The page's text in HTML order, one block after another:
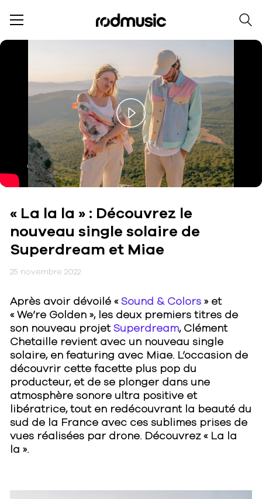
Play
Video
« La la la » : Découvrez le
nouveau single solaire de
Superdream et Miae
25 novembre 2022
Après avoir dévoilé « Sound & Colors » et
« We’re Golden », les deux premiers titres de
son nouveau projet Superdream, Clément
Chetaille revient avec un nouveau single
solaire, en featuring avec Miae. L’occasion de
découvrir cette facette plus pop du
producteur, et de se plonger dans une
atmosphère sonore ultra positive et
libératrice, tout en redécouvrant la beauté du
sud de la France avec ces sublimes prises de
vues réalisées par drone. Découvrez « La la
la ».